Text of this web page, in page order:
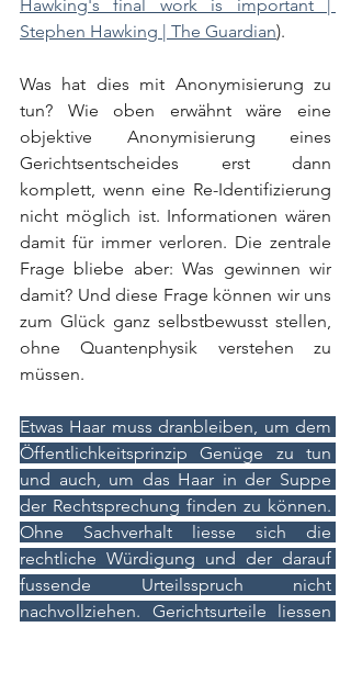
Hawking's final work is important |
Stephen Hawking | The Guardian).
Was hat dies mit Anonymisierung zu
tun? Wie oben erwähnt wäre eine
objektive Anonymisierung eines
Gerichtsentscheides erst dann
komplett, wenn eine Re-Identifizierung
nicht möglich ist. Informationen wären
damit für immer verloren. Die zentrale
Frage bliebe aber: Was gewinnen wir
damit? Und diese Frage können wir uns
zum Glück ganz selbstbewusst stellen,
ohne Quantenphysik verstehen zu
müssen.
Etwas Haar muss dranbleiben, um dem
Öffentlichkeitsprinzip Genüge zu tun
und auch, um das Haar in der Suppe
der Rechtsprechung finden zu können.
Ohne Sachverhalt liesse sich die
rechtliche Würdigung und der darauf
fussende Urteilsspruch nicht
nachvollziehen. Gerichtsurteile liessen